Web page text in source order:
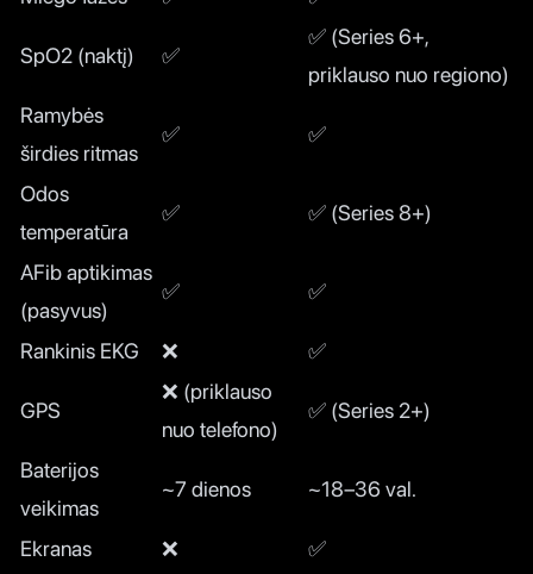
SpO2 (naktį) ✅
✅ (Series 6+,
priklauso nuo regiono)
Ramybės
širdies ritmas
✅ ✅
Odos
temperatūra
✅ ✅ (Series 8+)
AFib aptikimas
(pasyvus)
✅ ✅
Rankinis EKG ❌ ✅
GPS
❌ (priklauso
nuo telefono)
✅ (Series 2+)
Baterijos
veikimas
~7 dienos ~18–36 val.
Ekranas ❌
✅